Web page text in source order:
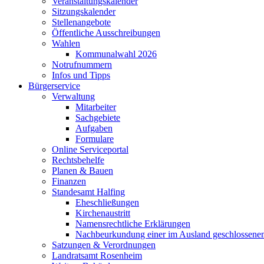
Sitzungskalender
Stellenangebote
Öffentliche Ausschreibungen
Wahlen
Kommunalwahl 2026
Notrufnummern
Infos und Tipps
Bürgerservice
Verwaltung
Mitarbeiter
Sachgebiete
Aufgaben
Formulare
Online Serviceportal
Rechtsbehelfe
Planen & Bauen
Finanzen
Standesamt Halfing
Eheschließungen
Kirchenaustritt
Namensrechtliche Erklärungen
Nachbeurkundung einer im Ausland
Satzungen & Verordnungen
Landratsamt Rosenheim